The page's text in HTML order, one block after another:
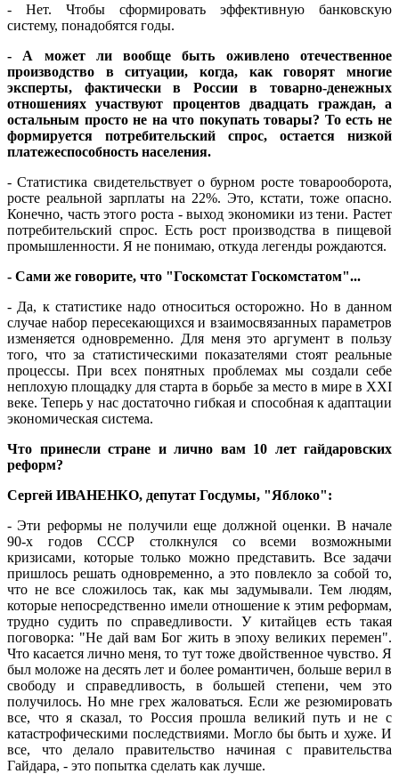
- Нет. Чтобы сформировать эффективную банковскую
систему, понадобятся годы.
- А может ли вообще быть оживлено отечественное
производство в ситуации, когда, как говорят многие
эксперты, фактически в России в товарно-денежных
отношениях участвуют процентов двадцать граждан, а
остальным просто не на что покупать товары? То есть не
формируется потребительский спрос, остается низкой
платежеспособность населения.
- Статистика свидетельствует о бурном росте товарооборота,
росте реальной зарплаты на 22%. Это, кстати, тоже опасно.
Конечно, часть этого роста - выход экономики из тени. Растет
потребительский спрос. Есть рост производства в пищевой
промышленности. Я не понимаю, откуда легенды рождаются.
- Сами же говорите, что "Госкомстат Госкомстатом"...
- Да, к статистике надо относиться осторожно. Но в данном
случае набор пересекающихся и взаимосвязанных параметров
изменяется одновременно. Для меня это аргумент в пользу
того, что за статистическими показателями стоят реальные
процессы. При всех понятных проблемах мы создали себе
неплохую площадку для старта в борьбе за место в мире в XXI
веке. Теперь у нас достаточно гибкая и способная к адаптации
экономическая система.
Что принесли стране и лично вам 10 лет гайдаровских
реформ?
Сергей ИВАНЕНКО, депутат Госдумы, "Яблоко":
- Эти реформы не получили еще должной оценки. В начале
90-х годов СССР столкнулся со всеми возможными
кризисами, которые только можно представить. Все задачи
пришлось решать одновременно, а это повлекло за собой то,
что не все сложилось так, как мы задумывали. Тем людям,
которые непосредственно имели отношение к этим реформам,
трудно судить по справедливости. У китайцев есть такая
поговорка: "Не дай вам Бог жить в эпоху великих перемен".
Что касается лично меня, то тут тоже двойственное чувство. Я
был моложе на десять лет и более романтичен, больше верил в
свободу и справедливость, в большей степени, чем это
получилось. Но мне грех жаловаться. Если же резюмировать
все, что я сказал, то Россия прошла великий путь и не с
катастрофическими последствиями. Могло бы быть и хуже. И
все, что делало правительство начиная с правительства
Гайдара, - это попытка сделать как лучше.